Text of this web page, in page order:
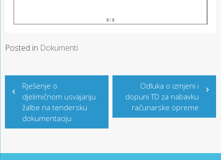
Posted in Dokumenti
Post
navigation
Rješenje o
djelimičnom usvajanju
žalbe na tendersku
dokumentaciju
Odluka o izmjeni i
dopuni TD za nabavku
računarske opreme